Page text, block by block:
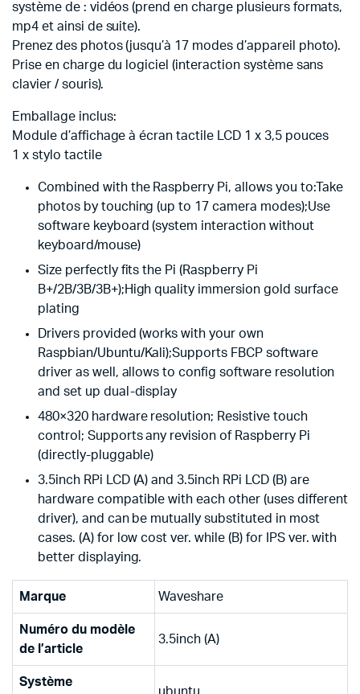
système de : vidéos (prend en charge plusieurs formats,
mp4 et ainsi de suite).
Prenez des photos (jusqu’à 17 modes d’appareil photo).
Prise en charge du logiciel (interaction système sans
clavier / souris).
Emballage inclus:
Module d’affichage à écran tactile LCD 1 x 3,5 pouces
1 x stylo tactile
Combined with the Raspberry Pi, allows you to:Take
photos by touching (up to 17 camera modes);Use
software keyboard (system interaction without
keyboard/mouse)
Size perfectly fits the Pi (Raspberry Pi
B+/2B/3B/3B+);High quality immersion gold surface
plating
Drivers provided (works with your own
Raspbian/Ubuntu/Kali);Supports FBCP software
driver as well, allows to config software resolution
and set up dual-display
480×320 hardware resolution; Resistive touch
control; Supports any revision of Raspberry Pi
(directly-pluggable)
3.5inch RPi LCD (A) and 3.5inch RPi LCD (B) are
hardware compatible with each other (uses different
driver), and can be mutually substituted in most
cases. (A) for low cost ver. while (B) for IPS ver. with
better displaying.
Marque ‎Waveshare
Numéro du modèle
de l’article
‎3.5inch (A)
Système